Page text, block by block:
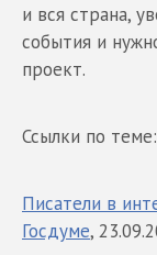
и вся страна,
события и
проект.
Ссылки по теме:
Писатели в
Госдуме,